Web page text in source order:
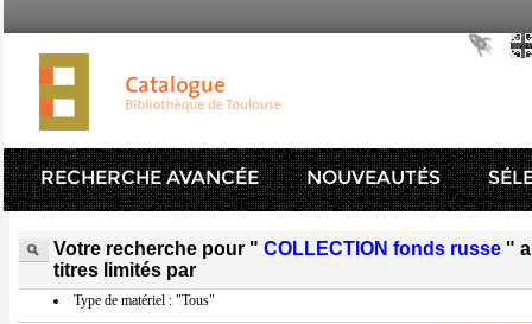
RECHERCHE AVANCÉE NOUVEAUTÉS
Votre recherche pour " COLLECTION fonds russe "
titres limités par
Type de matériel : "Tous"